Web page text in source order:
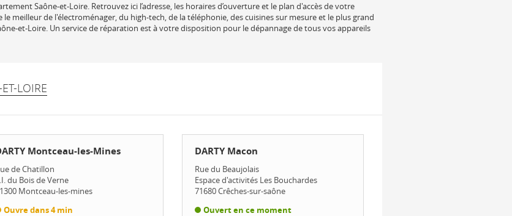
Saône-et-Loire. Retrouvez ici l’adresse, les horaires d’ouverture et le plan d'accès de votre
meilleur de l'électroménager, du high-tech, de la téléphonie, des cuisines sur mesure et le plus grand
et-Loire. Un service de réparation est à votre disposition pour le dépannage de tous vos appareils
LOIRE
Montceau-les-Mines
de Chatillon
du Bois de Verne
Montceau-les-mines
Ouvre dans 4 min
DARTY Macon
Rue du Beaujolais
Espace d'activités Les Bouchardes
71680Crêches-sur-saône
Ouvert en ce moment